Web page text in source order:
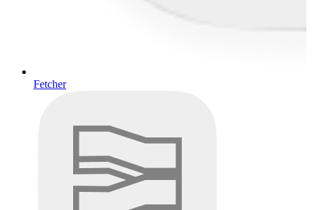
Fetcher